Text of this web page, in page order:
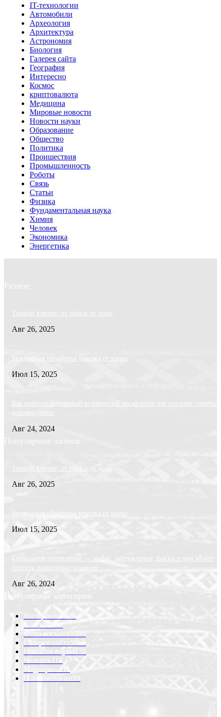
IT-технологии
Автомобили
Археология
Архитектура
Астрономия
Биология
Галерея сайта
География
Интересно
Космос
криптовалюта
Медицина
Мировые новости
Новости науки
Образование
Общество
Политика
Проишествия
Промышленность
Роботы
Связь
Статьи
Физика
Фундаментальная наука
Химия
Человек
Экономика
Энергетика
Разное
Тонкий клиент: от офиса до дома
Авг 26, 2025
Безопасная обработка участка от крота
Июл 15, 2025
Как выбрать идеальный встроенный шкаф-купе для спальни: советы
рекомендации
Авг 24, 2024
Популярные записи
Тонкий клиент: от офиса до дома
Авг 26, 2025
Безопасная обработка участка от крота
Июл 15, 2025
Глобальное потепление — мифы, заблуждения, факты и чем может
грозить потепление климата
Авг 26, 2024
Популярные категории
Интересно
Статьи
Фото космоса
1999
Галерея сайта 1068
Новости науки
Человек
Медицина
IT-технологии99